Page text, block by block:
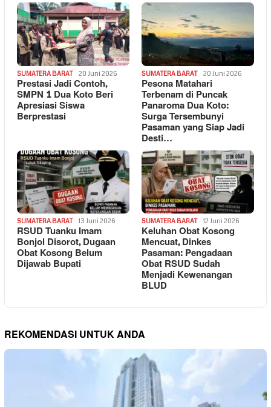
SUMATERA BARAT 20 Juni 2026
Prestasi Jadi Contoh,
SMPN 1 Dua Koto Beri
Apresiasi Siswa
Berprestasi
SUMATERA BARAT 20 Juni 2026
Pesona Matahari
Terbenam di Puncak
Panaroma Dua Koto:
Surga Tersembunyi
Pasaman yang Siap Jadi
Desti…
SUMATERA BARAT 13 Juni 2026
RSUD Tuanku Imam
Bonjol Disorot, Dugaan
Obat Kosong Belum
Dijawab Bupati
SUMATERA BARAT 12 Juni 2026
Keluhan Obat Kosong
Mencuat, Dinkes
Pasaman: Pengadaan
Obat RSUD Sudah
Menjadi Kewenangan
BLUD
REKOMENDASI UNTUK ANDA